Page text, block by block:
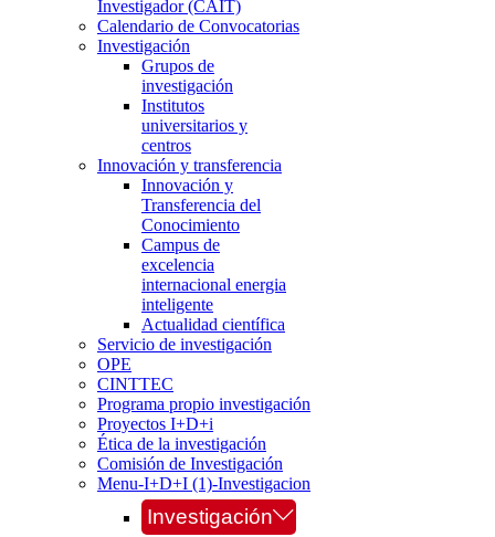
Investigador (CAIT)
Calendario de Convocatorias
Investigación
Grupos de
investigación
Institutos
universitarios y
centros
Innovación y transferencia
Innovación y
Transferencia del
Conocimiento
Campus de
excelencia
internacional energia
inteligente
Actualidad científica
Servicio de investigación
OPE
CINTTEC
Programa propio investigación
Proyectos I+D+i
Ética de la investigación
Comisión de Investigación
Menu-I+D+I (1)-Investigacion
Investigación